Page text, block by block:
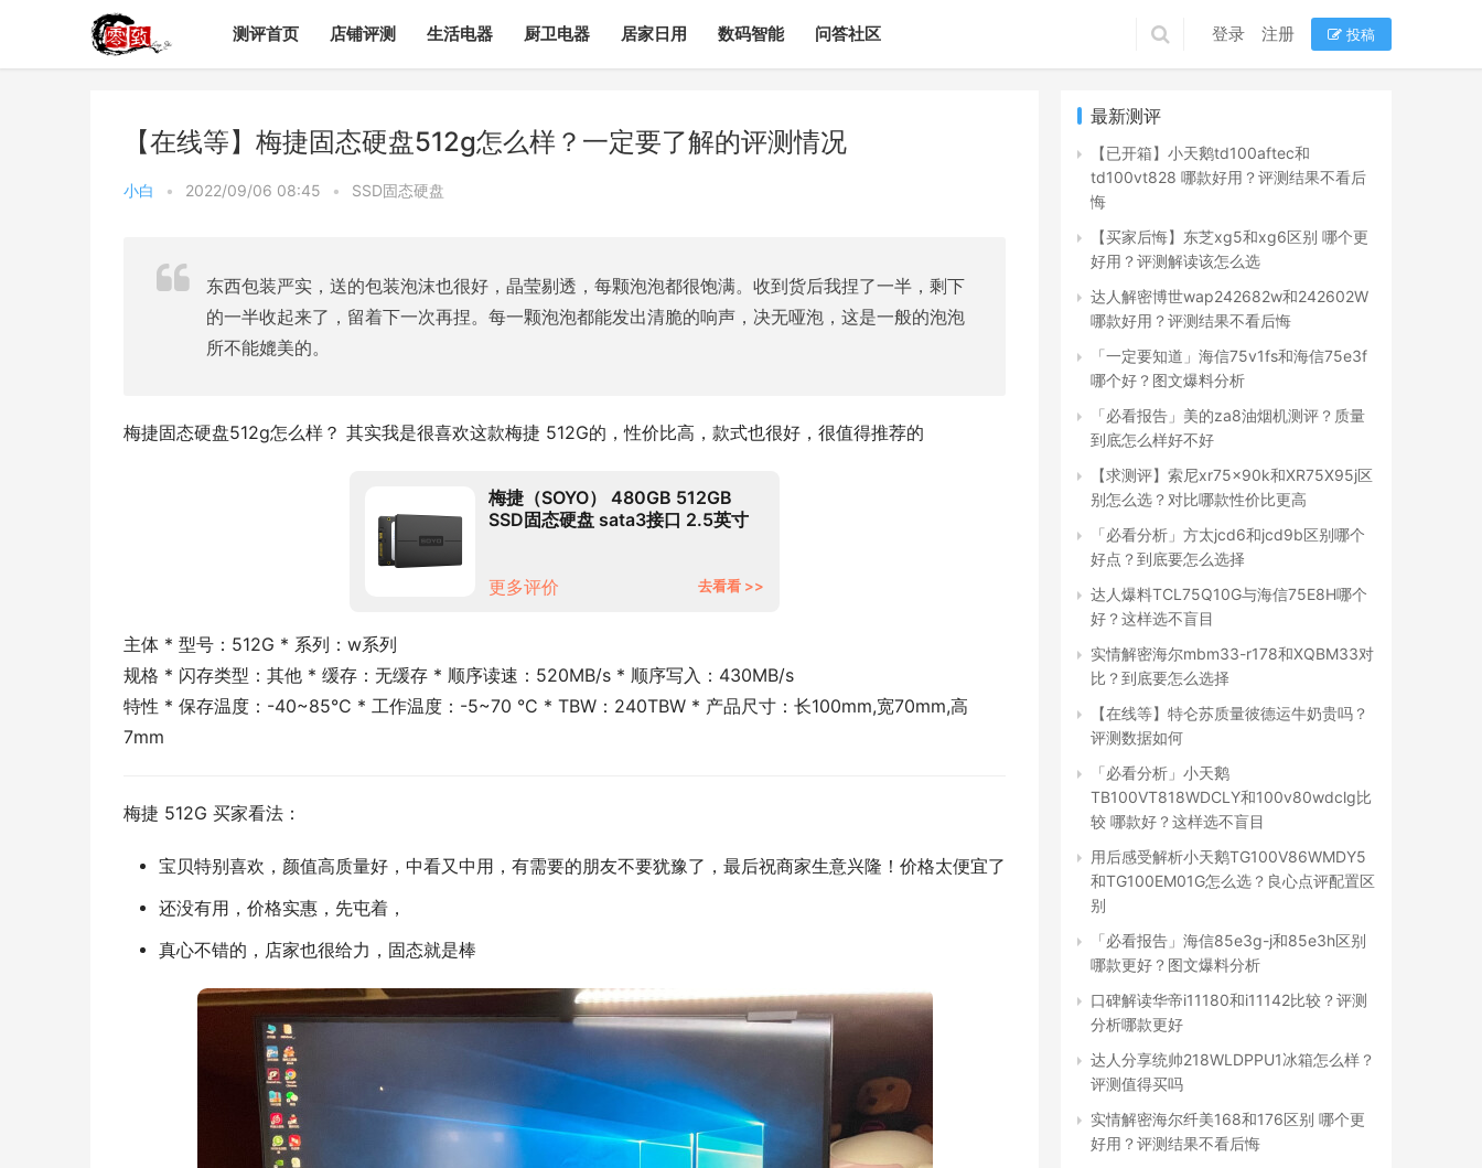
测评首页 店铺评测 生活电器 厨卫电器 居家日用 数码智能 问答社区 登录 注册 投稿
【在线等】梅捷固态硬盘512g怎么样？一定要了解的评测情况
小白 • 2022/09/06 08:45 • SSD固态硬盘
东西包装严实，送的包装泡沫也很好，晶莹剔透，每颗泡泡都很饱满。收到货后我捏了一半，剩下
的一半收起来了，留着下一次再捏。每一颗泡泡都能发出清脆的响声，决无哑泡，这是一般的泡泡
所不能媲美的。
梅捷固态硬盘512g怎么样？ 其实我是很喜欢这款梅捷 512G的，性价比高，款式也很好，很值得推荐的
梅捷（SOYO） 480GB 512GB
SSD固态硬盘 sata3接口 2.5英寸
更多评价
去看看 >>
主体 * 型号：512G * 系列：w系列
规格 * 闪存类型：其他 * 缓存：无缓存 * 顺序读速：520MB/s * 顺序写入：430MB/s
特性 * 保存温度：-40~85°C * 工作温度：-5~70 °C * TBW：240TBW * 产品尺寸：长100mm,宽70mm,高
7mm
梅捷 512G 买家看法：
宝贝特别喜欢，颜值高质量好，中看又中用，有需要的朋友不要犹豫了，最后祝商家生意兴隆！价格太便宜了
还没有用，价格实惠，先屯着，
真心不错的，店家也很给力，固态就是棒
最新测评
【已开箱】小天鹅td100aftec和
td100vt828 哪款好用？评测结果不看后
悔
【买家后悔】东芝xg5和xg6区别 哪个更
好用？评测解读该怎么选
达人解密博世wap242682w和242602W
哪款好用？评测结果不看后悔
「一定要知道」海信75v1fs和海信75e3f
哪个好？图文爆料分析
「必看报告」美的za8油烟机测评？质量
到底怎么样好不好
【求测评】索尼xr75x90k和XR75X95j区
别怎么选？对比哪款性价比更高
「必看分析」方太jcd6和jcd9b区别哪个
好点？到底要怎么选择
达人爆料TCL75Q10G与海信75E8H哪个
好？这样选不盲目
实情解密海尔mbm33-r178和XQBM33对
比？到底要怎么选择
【在线等】特仑苏质量彼德运牛奶贵吗？
评测数据如何
「必看分析」小天鹅
TB100VT818WDCLY和100v80wdclg比
较 哪款好？这样选不盲目
用后感受解析小天鹅TG100V86WMDY5
和TG100EM01G怎么选？良心点评配置区
别
「必看报告」海信85e3g-j和85e3h区别
哪款更好？图文爆料分析
口碑解读华帝i11180和i11142比较？评测
分析哪款更好
达人分享统帅218WLDPPU1冰箱怎么样？
评测值得买吗
实情解密海尔纤美168和176区别 哪个更
好用？评测结果不看后悔